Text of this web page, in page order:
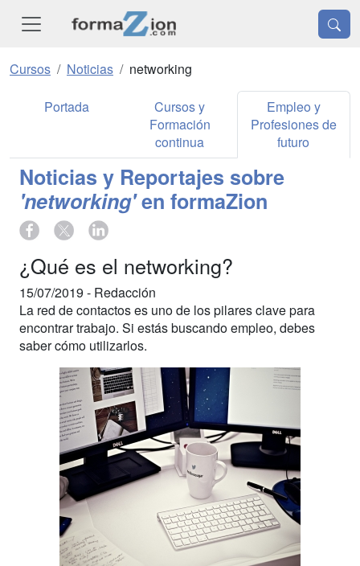
Cursos Noticias networking
Portada
Cursos y
Formación
continua
Empleo y
Profesiones de
futuro
Noticias y Reportajes sobre
'networking'en formaZion
¿Qué es el networking?
15/07/2019 - Redacción
La red de contactos es uno de los pilares clave para
encontrar trabajo. Si estás buscando empleo, debes
saber cómo utilizarlos.